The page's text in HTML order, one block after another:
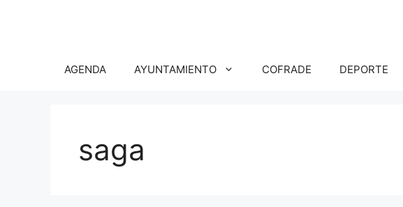
AGENDA AYUNTAMIENTO COFRADE DEPORTE
saga